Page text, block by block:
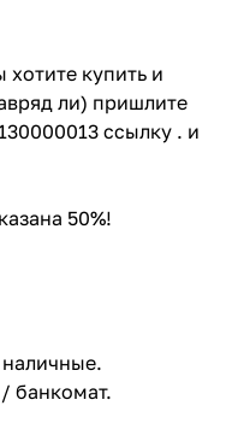
купить и
ли) пришлите
ссылку . и
50%!
банкомат.